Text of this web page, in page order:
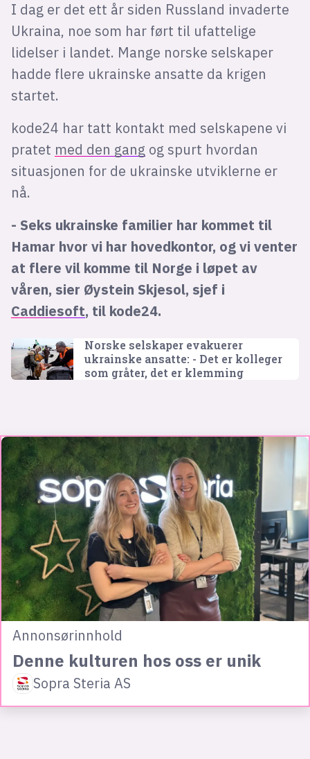
I dag er det ett år siden Russland invaderte
Ukraina, noe som har ført til ufattelige
lidelser i landet. Mange norske selskaper
hadde flere ukrainske ansatte da krigen
startet.
kode24 har tatt kontakt med selskapene vi
pratet med den gang og spurt hvordan
situasjonen for de ukrainske utviklerne er
nå.
- Seks ukrainske familier har kommet til
Hamar hvor vi har hovedkontor, og vi venter
at flere vil komme til Norge i løpet av
våren, sier Øystein Skjesol, sjef i
Caddiesoft, til kode24.
Norske selskaper evakuerer
ukrainske ansatte: - Det er kolleger
som gråter, det er klemming
Annonsørinnhold
Denne kulturen hos oss er unik
Sopra Steria AS